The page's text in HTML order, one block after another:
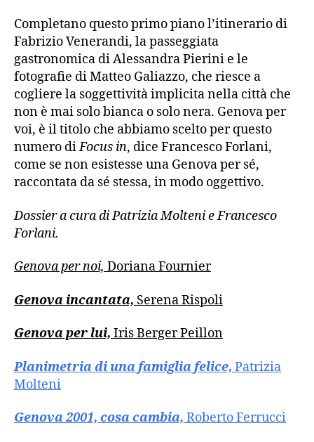
Completano questo primo piano l’itinerario di
Fabrizio Venerandi, la passeggiata
gastronomica di Alessandra Pierini e le
fotografie di Matteo Galiazzo, che riesce a
cogliere la soggettività implicita nella città che
non è mai solo bianca o solo nera. Genova per
voi, è il titolo che abbiamo scelto per questo
numero diFocus in, dice Francesco Forlani,
come se non esistesse una Genova per sé,
raccontata da sé stessa, in modo oggettivo.
Dossier a cura di Patrizia Molteni e Francesco
Forlani.
Genova per noi, Doriana Fournier
Genova incantata, Serena Rispoli
Genova per lui, Iris Berger Peillon
Planimetria di una famiglia felice, Patrizia
Molteni
Genova 2001, cosa cambia, Roberto Ferrucci